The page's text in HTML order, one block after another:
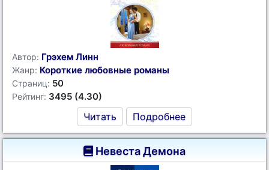
Автор: Грэхем Линн
Жанр: Короткие любовные романы
Страниц: 50
Рейтинг: 3495 (4.30)
Читать Подробнее
Невеста Демона